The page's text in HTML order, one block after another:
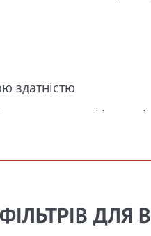
здатністю
а також префільтр зі
ДЛЯ